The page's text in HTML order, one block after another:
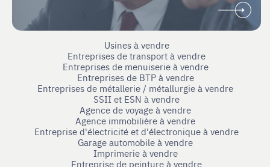
Usines à vendre
Entreprises de transport à vendre
Entreprises de menuiserie à vendre
Entreprises de BTP à vendre
Entreprises de métallerie / métallurgie à vendre
SSII et ESN à vendre
Agence de voyage à vendre
Agence immobilière à vendre
Entreprise d'électricité et d'électronique à vendre
Garage automobile à vendre
Imprimerie à vendre
Entreprise de peinture à vendre